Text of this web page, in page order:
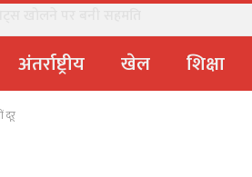
अंतर्राष्ट्रीय खेल शिक्षा
दूर